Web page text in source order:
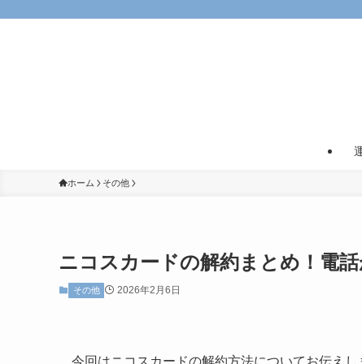
ホーム その他
ニコスカードの解約まとめ！電
その他 2026年2月6日
今回はニコスカードの解約方法についてお伝えし